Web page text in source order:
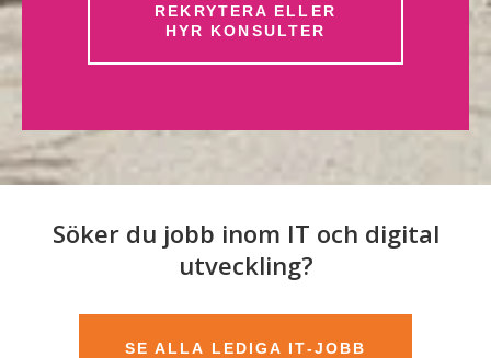
REKRYTERA ELLER
HYR KONSULTER
Söker du jobb inom IT och digital
utveckling?
SE ALLA LEDIGA IT-JOBB